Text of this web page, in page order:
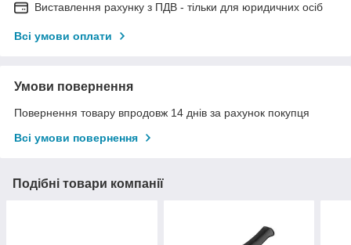
Виставлення рахунку з ПДВ - тільки для юридичних осіб
Всі умови оплати
Умови повернення
Повернення товару впродовж 14 днів за рахунок покупця
Всі умови повернення
Подібні товари компанії